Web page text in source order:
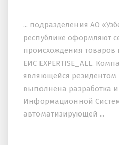
... подразделения АО
республике оформляют
происхождения товаров
ЕИС EXPERTISE_ALL.
являющейся резидентом
выполнена разработка
Информационной
автоматизирующей ...